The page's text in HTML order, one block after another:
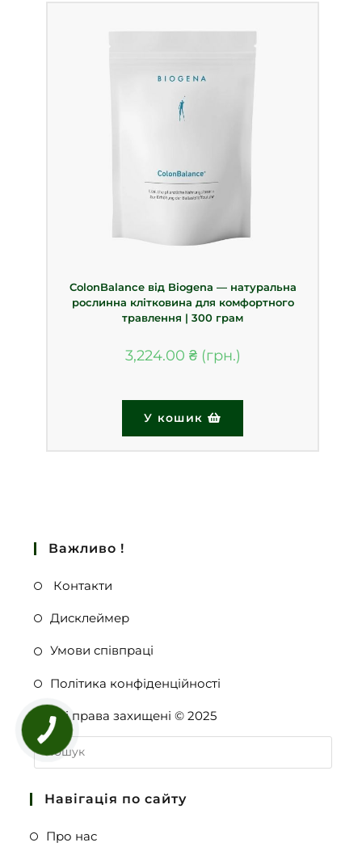
ColonBalance від Biogena — натуральна
рослинна клітковина для комфортного
травлення | 300 грам
3,224.00 ₴
У кошик
Важливо !
Контакти
Дисклеймер
Умови співпраці
Політика конфіденційності
Всі права захищені © 2025
Навігація по сайту
Про нас